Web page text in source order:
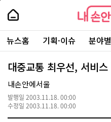
본
로
가
내
손
안
에
서
울
-
서
울
시
대
표
소
내
손
에
울
주
요
서
뉴스홈 기획·이슈 분야
대중교통 최우선, 서비스
내손안에서울
발행일 2003.11.18. 00:00
수정일 2003.11.18. 00:00
페
상
단
로